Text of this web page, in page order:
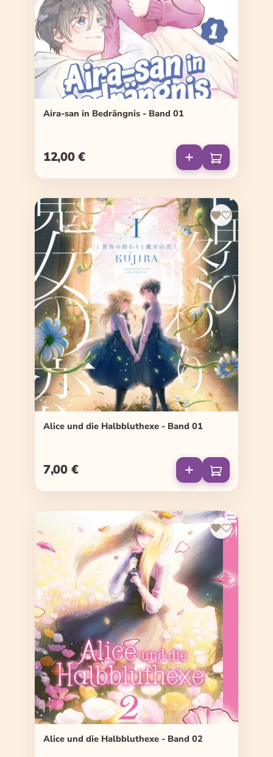
Aira-san in Bedrängnis - Band 01
Regulärer Preis:
12,00 €
Alice und die Halbbluthexe - Band 01
Regulärer Preis:
7,00 €
Alice und die Halbbluthexe - Band 02